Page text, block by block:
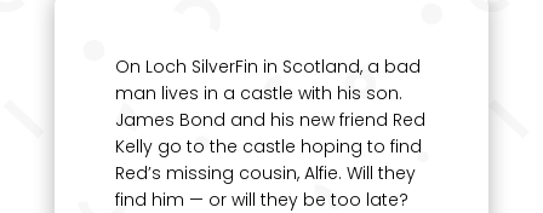
On Loch SilverFin in Scotland, a bad
man lives in a castle with his son.
James Bond and his new friend Red
Kelly go to the castle hoping to find
Red’s missing cousin, Alfie. Will they
find him — or will they be too late?